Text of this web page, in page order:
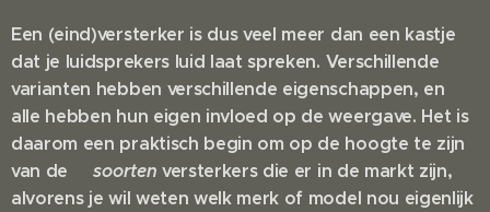
Een (eind)versterker is dus veel meer dan een kastje
dat je luidsprekers luid laat spreken. Verschillende
varianten hebben verschillende eigenschappen, en
alle hebben hun eigen invloed op de weergave. Het is
daarom een praktisch begin om op de hoogte te zijn
van desoorten versterkers die er in de markt zijn,
alvorens je wil weten welk merk of model nou eigenlijk